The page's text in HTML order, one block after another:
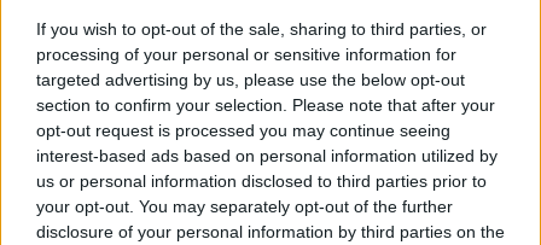
If you wish to opt-out of the sale, sharing to third parties, or
processing of your personal or sensitive information for
targeted advertising by us, please use the below opt-out
section to confirm your selection. Please note that after your
opt-out request is processed you may continue seeing
interest-based ads based on personal information utilized by
us or personal information disclosed to third parties prior to
your opt-out. You may separately opt-out of the further
disclosure of your personal information by third parties on the
σινεμά
Σαν το φιλί που δίνεις πρώτη σου φορά
Σαν ένα δώρο στα παιδιά χωρίς καμία αφορμή
Άσε τη λέξη από τα χείλη σου να βγει
Μίλα μου, μίλα μου μόνο μια φορά
πες μου μια λέξη μοναχά
Μίλα μου μόνο μια φορά
η αγάπη ν’ ακουστεί πιο δυνατά